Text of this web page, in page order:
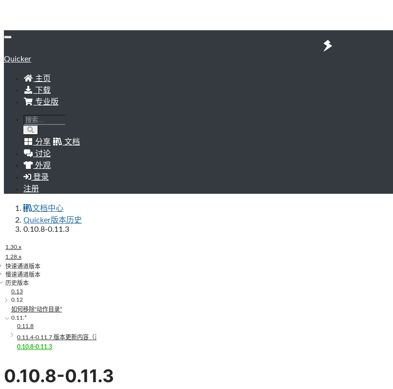
Quicker
主页
下载
专业版
分享
文档
讨论
外观
登录
注册
文档中心
Quicker版本历史
0.10.8-0.11.3
1.30.x
1.28.x
快速通道版本
慢速通道版本
历史版本
0.13
0.12
如何移除“动作目录”
0.11.*
0.11.8
0.11.4-0.11.7 版本更新内容（汇总）
0.10.8-0.11.3
0.10.8-0.11.3